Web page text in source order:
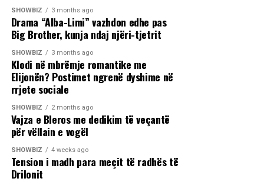
SHOWBIZ 3 months ago
Drama “Alba-Limi” vazhdon edhe pas
Big Brother, kunja ndaj njëri-tjetrit
SHOWBIZ 3 months ago
Klodi në mbrëmje romantike me
Elijonën? Postimet ngrenë dyshime në
rrjete sociale
SHOWBIZ 2 months ago
Vajza e Bleros me dedikim të veçantë
për vëllain e vogël
SHOWBIZ 4 weeks ago
Tension i madh para meçit të radhës të
Drilonit